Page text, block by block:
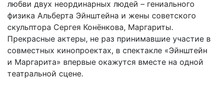
любви двух неординарных людей – гениального
физика Альберта Эйнштейна и жены советского
скульптора Сергея Конёнкова, Маргариты.
Прекрасные актеры, не раз принимавшие участие в
совместных кинопроектах, в спектакле «Эйнштейн
и Маргарита» впервые окажутся вместе на одной
театральной сцене.